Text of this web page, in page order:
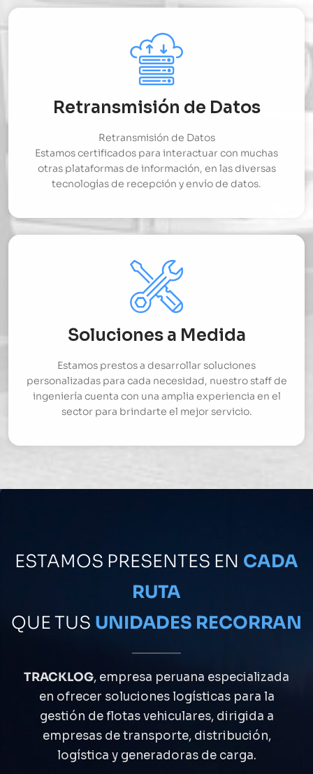
Retransmisión de Datos
Retransmisión de Datos
Estamos certificados para interactuar con muchas
otras plataformas de información, en las diversas
tecnologías de recepción y envío de datos.
Soluciones a Medida
Estamos prestos a desarrollar soluciones
personalizadas para cada necesidad, nuestro staff de
ingeniería cuenta con una amplia experiencia en el
sector para brindarte el mejor servicio.
ESTAMOS PRESENTES EN CADA
RUTA
QUE TUS UNIDADES RECORRAN
TRACKLOG, empresa peruana especializada
en ofrecer soluciones logísticas para la
gestión de flotas vehiculares, dirigida a
empresas de transporte, distribución,
logística y generadoras de carga.